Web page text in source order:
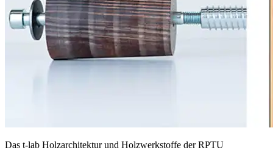
Das t-lab Holzarchitektur und Holzwerkstoffe der RPTU